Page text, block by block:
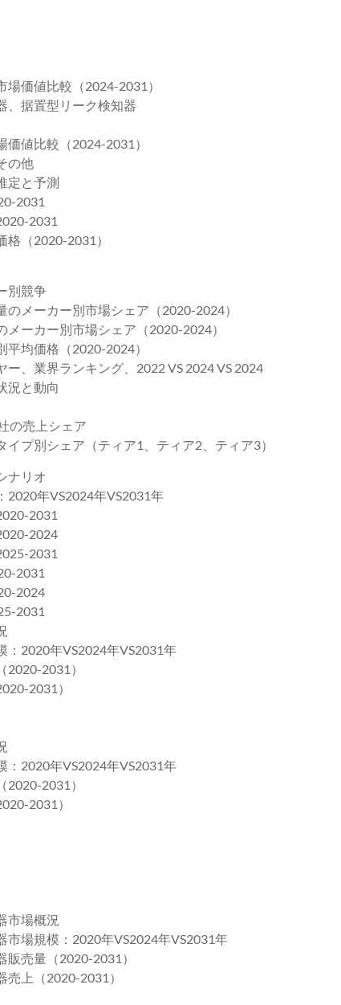
価値比較（2024-2031）
、据置型リーク検知器
値比較（2024-2031）
の他
定と予測
2031
2031
（2020-2031）
別競争
メーカー別市場シェア（2020-2024）
ーカー別市場シェア（2020-2024）
均価格（2020-2024）
、業界ランキング、2022 VS 2024 VS 2024
況と動向
の売上シェア
プ別シェア（ティア1、ティア2、ティア3）
ナリオ
2020年VS2024年VS2031年
2031
2024
2031
2031
2024
2031
2020年VS2024年VS2031年
2031）
2031）
：2020年VS2024年VS2031年
2031）
2031）
市場概況
場規模：2020年VS2024年VS2031年
売量（2020-2031）
上（2020-2031）